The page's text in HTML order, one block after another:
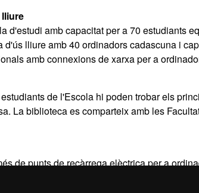
d'estudi amb capacitat per a 70 estudiants
lliure amb 40 ordinadors cadascuna i
amb connexions de xarxa per a
de l'Escola hi poden trobar els
La biblioteca es comparteix amb les
de punts de recàrrega elèctrica per a